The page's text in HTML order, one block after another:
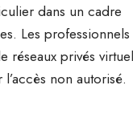
dans un cadre
Les
réseaux privés
non autorisé.